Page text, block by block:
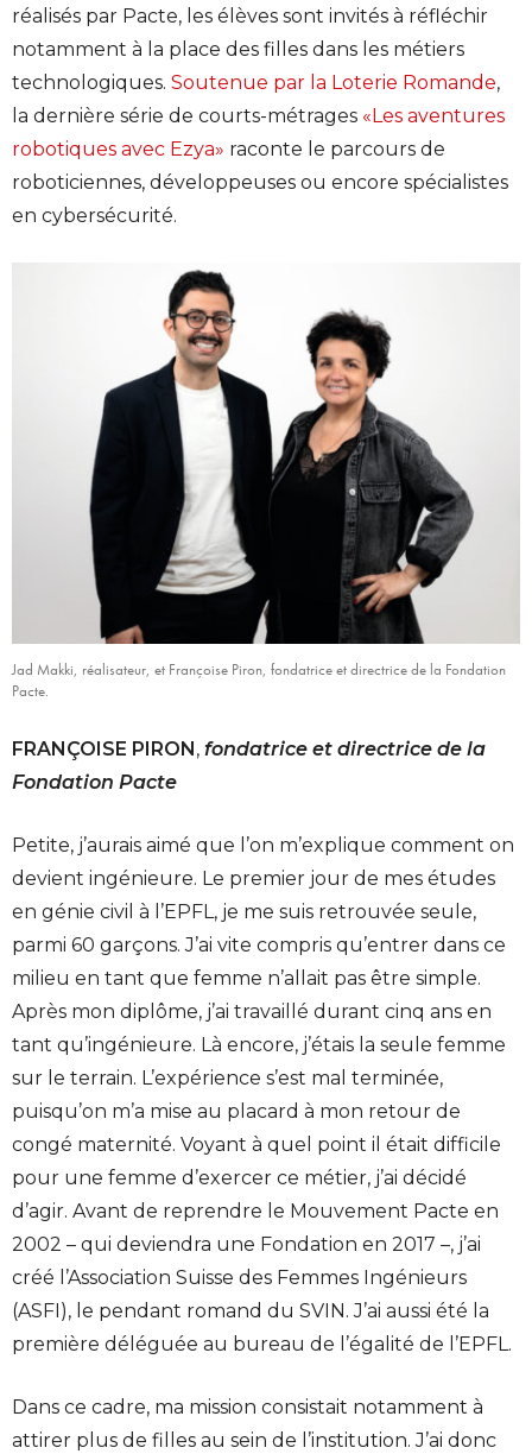
réalisés par Pacte, les élèves sont invités à réfléchir
notamment à la place des filles dans les métiers
technologiques. Soutenue par la Loterie Romande,
la dernière série de courts-métrages «Les aventures
robotiques avec Ezya» raconte le parcours de
roboticiennes, développeuses ou encore spécialistes
en cybersécurité.
Jad Makki, réalisateur, et Françoise Piron, fondatrice et directrice de la Fondation
Pacte.
FRANÇOISE PIRON , fondatrice et directrice de la
Fondation Pacte
Petite, j’aurais aimé que l’on m’explique comment on
devient ingénieure. Le premier jour de mes études
en génie civil à l’EPFL, je me suis retrouvée seule,
parmi 60 garçons. J’ai vite compris qu’entrer dans ce
milieu en tant que femme n’allait pas être simple.
Après mon diplôme, j’ai travaillé durant cinq ans en
tant qu’ingénieure. Là encore, j’étais la seule femme
sur le terrain. L’expérience s’est mal terminée,
puisqu’on m’a mise au placard à mon retour de
congé maternité. Voyant à quel point il était difficile
pour une femme d’exercer ce métier, j’ai décidé
d’agir. Avant de reprendre le Mouvement Pacte en
2002 – qui deviendra une Fondation en 2017 –, j’ai
créé l’Association Suisse des Femmes Ingénieurs
(ASFI), le pendant romand du SVIN. J’ai aussi été la
première déléguée au bureau de l’égalité de l’EPFL.
Dans ce cadre, ma mission consistait notamment à
attirer plus de filles au sein de l’institution. J’ai donc